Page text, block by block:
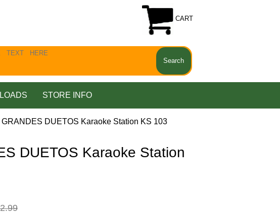
CART
STORE INFO
| GRANDES DUETOS Karaoke Station KS 103
DUETOS Karaoke Station